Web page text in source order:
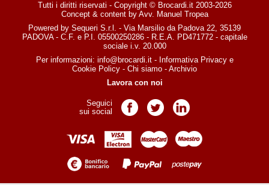
Tutti i diritti riservati - Copyright © Brocardi.it 2003-2026
Concept & content by Avv. Manuel Tropea
Powered by Sequeri S.r.l. - Via Marsilio da Padova 22, 35139
PADOVA - C.F. e P.I. 05500250286 - R.E.A. PD471772 - capitale
sociale i.v. 20.000
Per informazioni: info@brocardi.it- Informativa Privacye
Cookie Policy - Chi siamo - Archivio
Lavora con noi
Seguici
sui social
Pagina Facebook
Pagina TwitterPagina LinkedIn